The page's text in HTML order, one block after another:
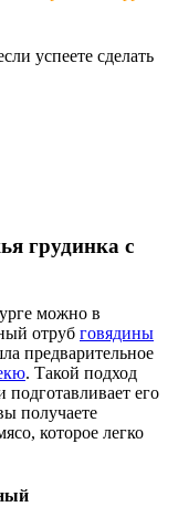
успеете сделать
грудинка с
можно в
отруб говядины
предварительное
. Такой подход
его
получаете
которое легко